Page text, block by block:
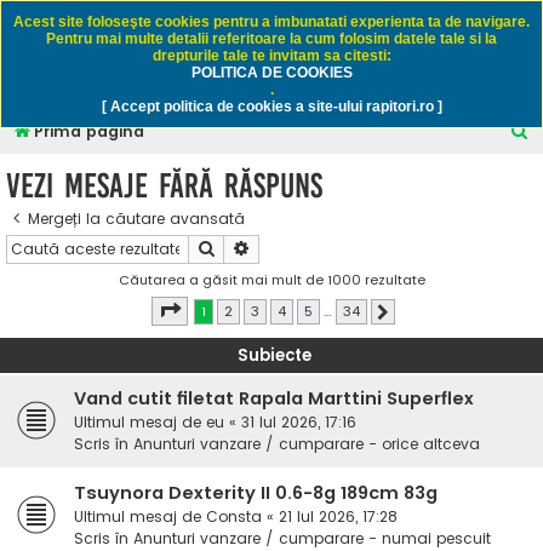
Rapitori.ro - Pescuit sportiv
Prima pagină
C
Vezi mesaje fără răspuns
Mergeți la căutare avansată
Căutare
Căutarea a găsit mai mult de 1000 rezultate
Pagina
din 34
1 2 3 4 5 … 34
Subiecte
Vand cutit filetat Rapala Marttini Superflex
Ultimul mesaj de eu « 31 Iul 2026, 17:16
Scris în Anunturi vanzare / cumparare - orice altceva
Tsuynora Dexterity II 0.6-8g 189cm 83g
Ultimul mesaj de Consta « 21 Iul 2026, 17:28
Scris în Anunturi vanzare / cumparare - numai pescuit
Acest site foloseşte cookies pentru a imbunatati experienta ta de navigare.
Pentru mai multe detalii referitoare la cum folosim datele tale si la
drepturile tale te invitam sa citesti:
POLITICA DE COOKIES
.
[ Accept politica de cookies a site-ului rapitori.ro ]